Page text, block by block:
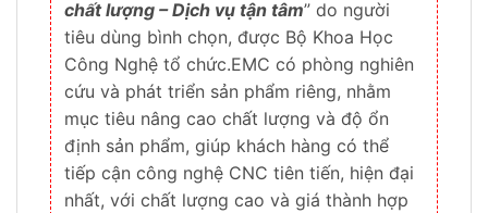
chất lượng – Dịch vụ tận tâm” do người
tiêu dùng bình chọn, được Bộ Khoa Học
Công Nghệ tổ chức.EMC có phòng nghiên
cứu và phát triển sản phẩm riêng, nhằm
mục tiêu nâng cao chất lượng và độ ổn
định sản phẩm, giúp khách hàng có thể
tiếp cận công nghệ CNC tiên tiến, hiện đại
nhất, với chất lượng cao và giá thành hợp